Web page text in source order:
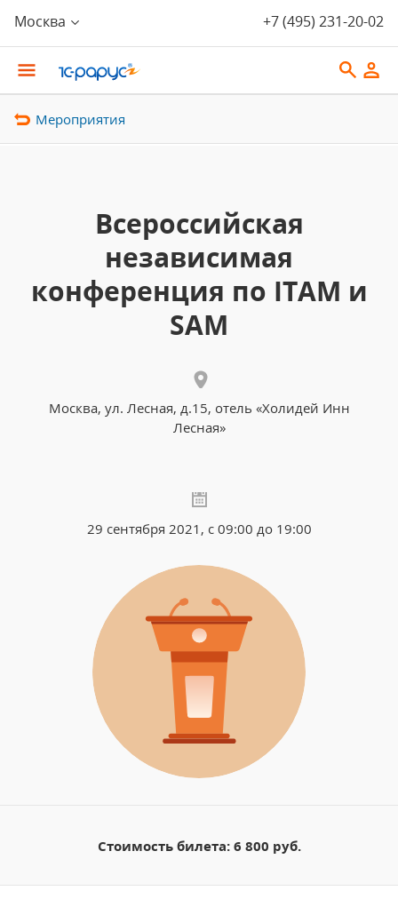
Москва +7 (495) 231-20-02
Мероприятия
Всероссийская
независимая
конференция по ITAM и
SAM
Москва, ул. Лесная, д.15, отель «Холидей Инн
Лесная»
29 сентября 2021, с 09:00 до 19:00
Стоимость билета: 6 800 руб.